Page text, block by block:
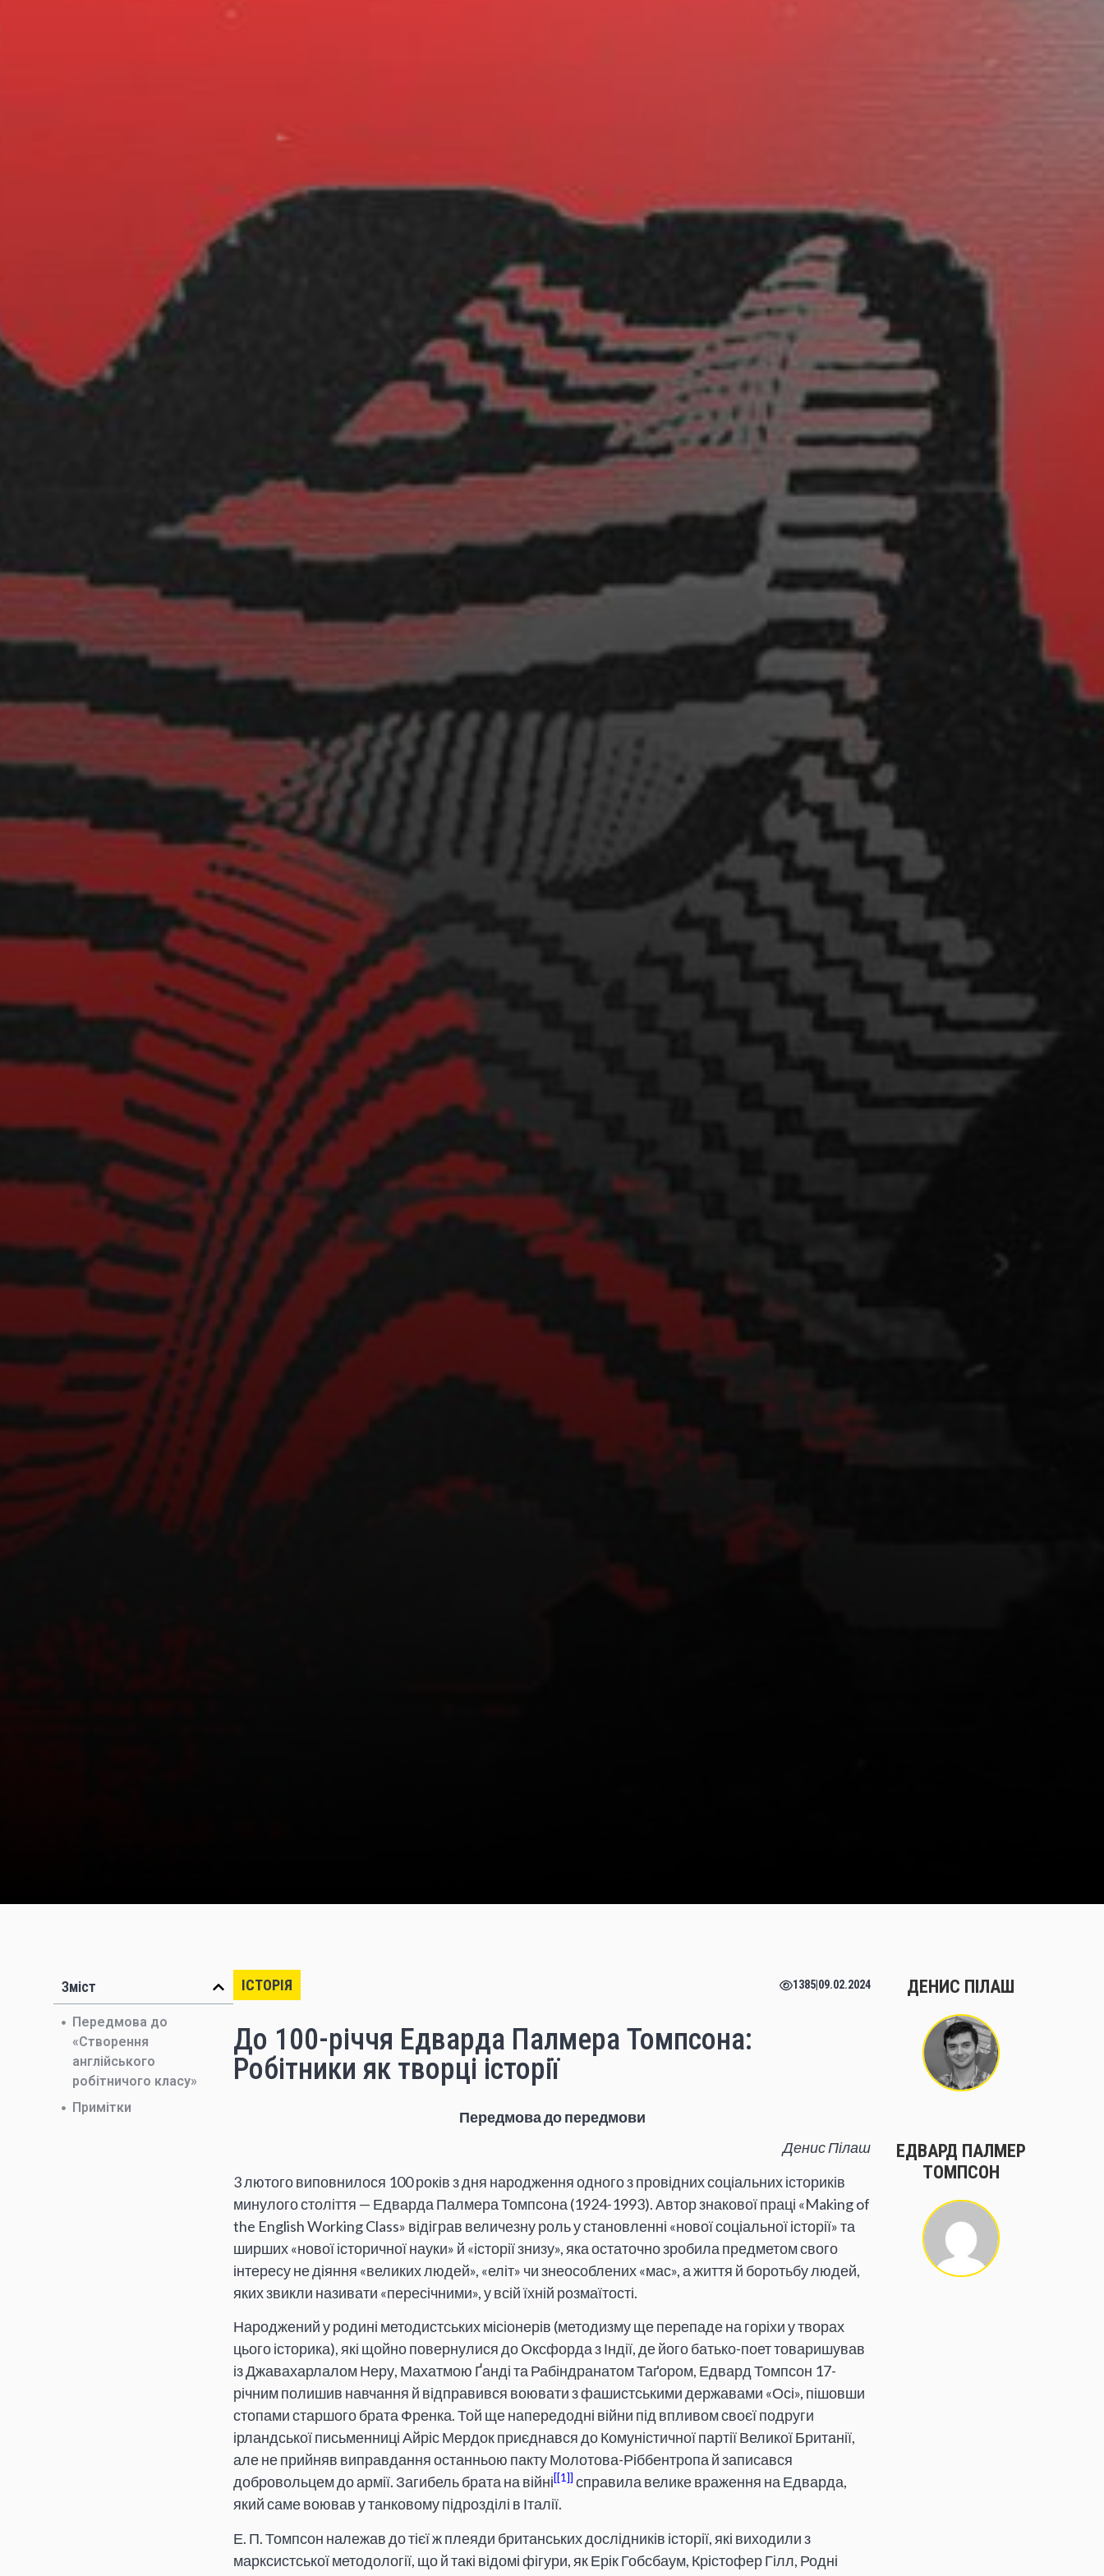
Зміст
Передмова до
«Створення
англійського
робітничого класу»
Примітки
ІСТОРІЯ 1385 09.02.2024
До 100-річчя Едварда Палмера Томпсона:
Робітники як творці історії
Передмова до передмови
Денис Пілаш
3 лютого виповнилося 100 років з дня народження одного з провідних соціальних істориків
минулого століття — Едварда Палмера Томпсона (1924-1993). Автор знакової праці «Making of
the English Working Class» відіграв величезну роль у становленні «нової соціальної історії» та
ширших «нової історичної науки» й «історії знизу», яка остаточно зробила предметом свого
інтересу не діяння «великих людей», «еліт» чи знеособлених «мас», а життя й боротьбу людей,
яких звикли називати «пересічними», у всій їхній розмаїтості.
Народжений у родині методистських місіонерів (методизму ще перепаде на горіхи у творах
цього історика), які щойно повернулися до Оксфорда з Індії, де його батько-поет товаришував
із Джавахарлалом Неру, Махатмою Ґанді та Рабіндранатом Таґором, Едвард Томпсон 17-
річним полишив навчання й відправився воювати з фашистськими державами «Осі», пішовши
стопами старшого брата Френка. Той ще напередодні війни під впливом своєї подруги
ірландської письменниці Айріс Мердок приєднався до Комуністичної партії Великої Британії,
але не прийняв виправдання останньою пакту Молотова-Ріббентропа й записався
добровольцем до армії. Загибель брата на війні [1] справила велике враження на Едварда,
який саме воював у танковому підрозділі в Італії.
Е. П. Томпсон належав до тієї ж плеяди британських дослідників історії, які виходили з
марксистської методології, що й такі відомі фігури, як Ерік Гобсбаум, Крістофер Гілл, Родні
ДЕНИС ПІЛАШ
ЕДВАРД ПАЛМЕР
ТОМПСОН